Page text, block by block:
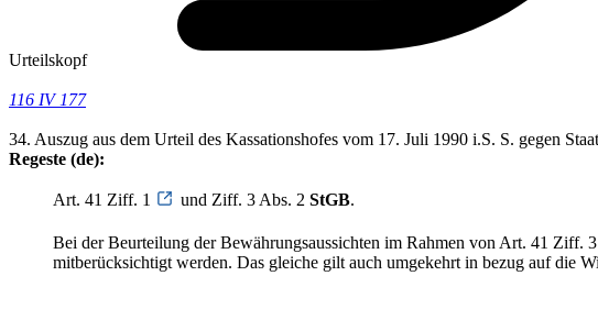
Urteilskopf
116 IV 177
34. Auszug aus dem Urteil des Kassationshofes vom 17. Juli 1990 i.S. S. gegen
Regeste (de):
Art. 41 Ziff. 1 und Ziff. 3 Abs. 2 StGB.
Bei der Beurteilung der Bewährungsaussichten im Rahmen von Art. 41 Ziff.
mitberücksichtigt werden. Das gleiche gilt auch umgekehrt in bezug auf die